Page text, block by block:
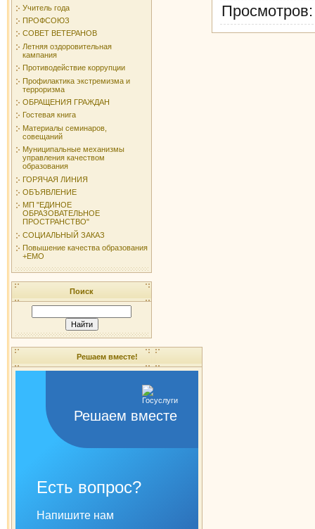
Учитель года
ПРОФСОЮЗ
СОВЕТ ВЕТЕРАНОВ
Летняя оздоровительная
кампания
Противодействие коррупции
Профилактика экстремизма и
терроризма
ОБРАЩЕНИЯ ГРАЖДАН
Гостевая книга
Материалы семинаров,
совещаний
Муниципальные механизмы
управления качеством
образования
ГОРЯЧАЯ ЛИНИЯ
ОБЪЯВЛЕНИЕ
МП "ЕДИНОЕ
ОБРАЗОВАТЕЛЬНОЕ
ПРОСТРАНСТВО"
СОЦИАЛЬНЫЙ ЗАКАЗ
Повышение качества образования
+ЕМО
Поиск
Решаем вместе!
Решаем вместе
Есть вопрос?
Напишите нам
Просмотров